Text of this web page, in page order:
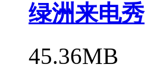
绿洲来电秀
45.36MB